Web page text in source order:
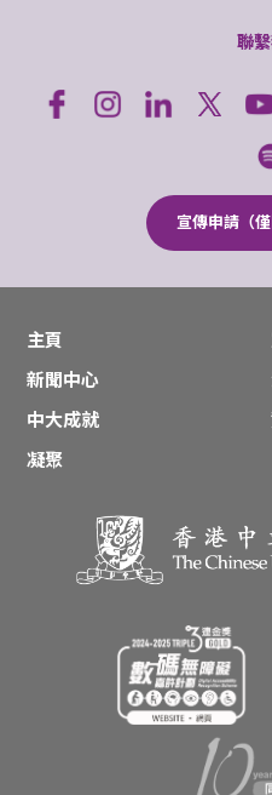
聯
宣傳申請（僅
主頁
新聞中心
中大成就
凝聚